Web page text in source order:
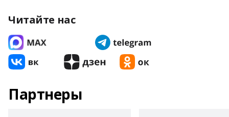
Читайте нас
Партнеры